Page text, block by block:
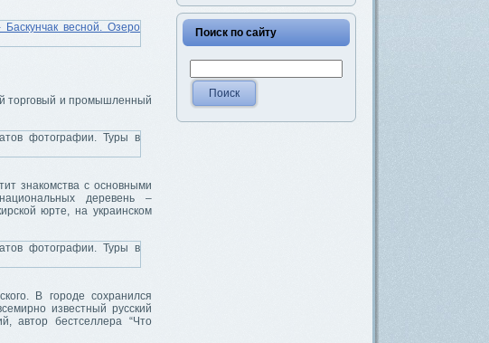
торговый и промышленный
знакомства с основными
деревень –
юрте, на украинском
В городе сохранился
известный русский
автор бестселлера “Что
Поиск по сайту